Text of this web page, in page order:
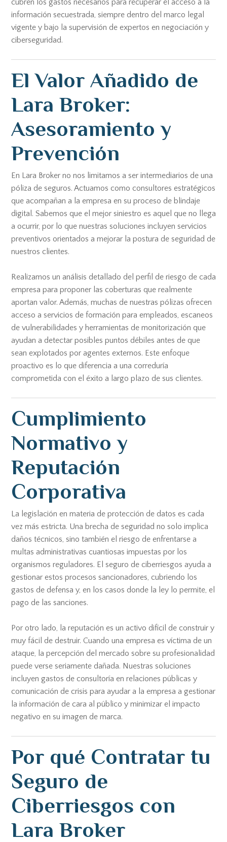
cubren los gastos necesarios para recuperar el acceso a la
información secuestrada, siempre dentro del marco legal
vigente y bajo la supervisión de expertos en negociación y
ciberseguridad.
El Valor Añadido de
Lara Broker:
Asesoramiento y
Prevención
En Lara Broker no nos limitamos a ser intermediarios de una
póliza de seguros. Actuamos como consultores estratégicos
que acompañan a la empresa en su proceso de blindaje
digital. Sabemos que el mejor siniestro es aquel que no llega
a ocurrir, por lo que nuestras soluciones incluyen servicios
preventivos orientados a mejorar la postura de seguridad de
nuestros clientes.
Realizamos un análisis detallado del perfil de riesgo de cada
empresa para proponer las coberturas que realmente
aportan valor. Además, muchas de nuestras pólizas ofrecen
acceso a servicios de formación para empleados, escaneos
de vulnerabilidades y herramientas de monitorización que
ayudan a detectar posibles puntos débiles antes de que
sean explotados por agentes externos. Este enfoque
proactivo es lo que diferencia a una correduría
comprometida con el éxito a largo plazo de sus clientes.
Cumplimiento
Normativo y
Reputación
Corporativa
La legislación en materia de protección de datos es cada
vez más estricta. Una brecha de seguridad no solo implica
daños técnicos, sino también el riesgo de enfrentarse a
multas administrativas cuantiosas impuestas por los
organismos reguladores. El seguro de ciberriesgos ayuda a
gestionar estos procesos sancionadores, cubriendo los
gastos de defensa y, en los casos donde la ley lo permite, el
pago de las sanciones.
Por otro lado, la reputación es un activo difícil de construir y
muy fácil de destruir. Cuando una empresa es víctima de un
ataque, la percepción del mercado sobre su profesionalidad
puede verse seriamente dañada. Nuestras soluciones
incluyen gastos de consultoría en relaciones públicas y
comunicación de crisis para ayudar a la empresa a gestionar
la información de cara al público y minimizar el impacto
negativo en su imagen de marca.
Por qué Contratar tu
Seguro de
Ciberriesgos con
Lara Broker